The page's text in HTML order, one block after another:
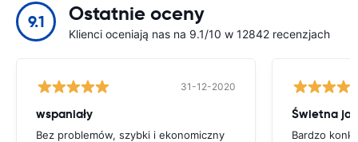
9.1 Ostatnie oceny
Klienci oceniają nas na 9.1/10 w 12842 recenzjach
31-12-2020
wspaniały
Bez problemów, szybki i ekonomiczny
Świetna
Bardzo